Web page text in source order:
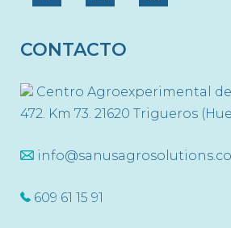
CONTACTO
Centro Agroexperimental de
472. Km 73. 21620 Trigueros
609 61 15 91